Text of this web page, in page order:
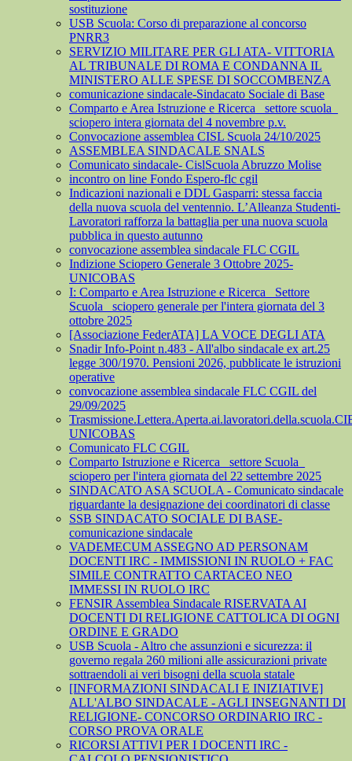
sostituzione
USB Scuola: Corso di preparazione al concorso
PNRR3
SERVIZIO MILITARE PER GLI ATA- VITTORIA
AL TRIBUNALE DI ROMA E CONDANNA IL
MINISTERO ALLE SPESE DI SOCCOMBENZA
comunicazione sindacale-Sindacato Sociale di Base
Comparto e Area Istruzione e Ricerca_ settore scuola_
sciopero intera giornata del 4 novembre p.v.
Convocazione assemblea CISL Scuola 24/10/2025
ASSEMBLEA SINDACALE SNALS
Comunicato sindacale- CislScuola Abruzzo Molise
incontro on line Fondo Espero-flc cgil
Indicazioni nazionali e DDL Gasparri: stessa faccia
della nuova scuola del ventennio. L’Alleanza Studenti-
Lavoratori rafforza la battaglia per una nuova scuola
pubblica in questo autunno
convocazione assemblea sindacale FLC CGIL
Indizione Sciopero Generale 3 Ottobre 2025-
UNICOBAS
I: Comparto e Area Istruzione e Ricerca_ Settore
Scuola_ sciopero generale per l'intera giornata del 3
ottobre 2025
[Associazione FederATA] LA VOCE DEGLI ATA
Snadir Info-Point n.483 - All'albo sindacale ex art.25
legge 300/1970. Pensioni 2026, pubblicate le istruzioni
operative
convocazione assemblea sindacale FLC CGIL del
29/09/2025
UNICOBAS
Comunicato FLC CGIL
Comparto Istruzione e Ricerca_ settore Scuola_
sciopero per l'intera giornata del 22 settembre 2025
SINDACATO ASA SCUOLA - Comunicato sindacale
riguardante la designazione dei coordinatori di classe
SSB SINDACATO SOCIALE DI BASE-
comunicazione sindacale
VADEMECUM ASSEGNO AD PERSONAM
DOCENTI IRC - IMMISSIONI IN RUOLO + FAC
SIMILE CONTRATTO CARTACEO NEO
IMMESSI IN RUOLO IRC
FENSIR Assemblea Sindacale RISERVATA AI
DOCENTI DI RELIGIONE CATTOLICA DI OGNI
ORDINE E GRADO
USB Scuola - Altro che assunzioni e sicurezza: il
governo regala 260 milioni alle assicurazioni private
sottraendoli ai veri bisogni della scuola statale
[INFORMAZIONI SINDACALI E INIZIATIVE]
ALL'ALBO SINDACALE - AGLI INSEGNANTI DI
RELIGIONE- CONCORSO ORDINARIO IRC -
CORSO PROVA ORALE
RICORSI ATTIVI PER I DOCENTI IRC -